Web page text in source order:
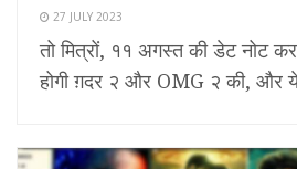
27 JULY 2023
तो मित्रों, ११ अगस्त की डेट नोट
होगी ग़दर २ और OMG २ की, और ये